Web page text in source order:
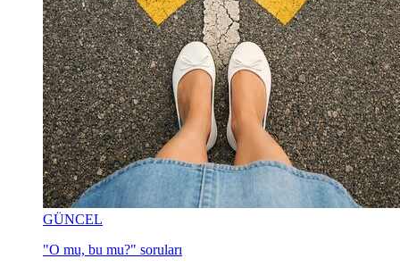
GÜNCEL
"O mu, bu mu?" soruları